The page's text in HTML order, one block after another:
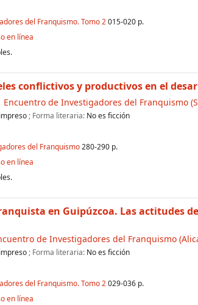
del Franquismo. Tomo 2015-020 p.
en línea
conflictivos y productivos en el
Encuentro de Investigadores del Franquismo
impreso; Forma literaria: No es ficción
del Franquismo280-290 p.
en línea
en Guipúzcoa. Las actitudes
de Investigadores del Franquismo
impreso; Forma literaria: No es ficción
del Franquismo. Tomo 2029-036 p.
en línea